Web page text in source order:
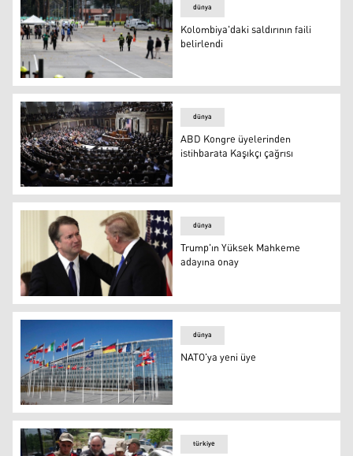
Kolombiya'daki saldırının faili belirlendi
dünya
Kolombiya'daki saldırının faili
belirlendi
ABD Kongre üyelerinden istihbarata Kaşıkçı çağrısı
dünya
ABD Kongre üyelerinden
istihbarata Kaşıkçı çağrısı
Trump'ın Yüksek Mahkeme adayına onay
dünya
Trump'ın Yüksek Mahkeme
adayına onay
NATO'ya yeni üye
dünya
NATO'ya yeni üye
türkiye